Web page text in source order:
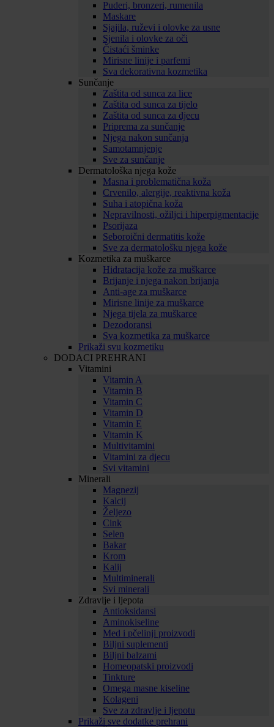
Puderi, bronzeri, rumenila
Maskare
Sjajila, ruževi i olovke za usne
Sjenila i olovke za oči
Čistaći šminke
Mirisne linije i parfemi
Sva dekorativna kozmetika
Sunčanje
Zaštita od sunca za lice
Zaštita od sunca za tijelo
Zaštita od sunca za djecu
Priprema za sunčanje
Njega nakon sunčanja
Samotamnjenje
Sve za sunčanje
Dermatološka njega kože
Masna i problematična koža
Crvenilo, alergije, reaktivna koža
Suha i atopična koža
Nepravilnosti, ožiljci i hiperpigmentacije
Psorijaza
Seboroični dermatitis kože
Sve za dermatološku njega kože
Kozmetika za muškarce
Hidratacija kože za muškarce
Brijanje i njega nakon brijanja
Anti-age za muškarce
Mirisne linije za muškarce
Njega tijela za muškarce
Dezodoransi
Sva kozmetika za muškarce
Prikaži svu kozmetiku
DODACI PREHRANI
Vitamini
Vitamin A
Vitamin B
Vitamin C
Vitamin D
Vitamin E
Vitamin K
Multivitamini
Vitamini za djecu
Svi vitamini
Minerali
Magnezij
Kalcij
Željezo
Cink
Selen
Bakar
Krom
Kalij
Multiminerali
Svi minerali
Zdravlje i ljepota
Antioksidansi
Aminokiseline
Med i pčelinji proizvodi
Biljni suplementi
Biljni balzami
Homeopatski proizvodi
Tinkture
Omega masne kiseline
Kolageni
Sve za zdravlje i ljepotu
Prikaži sve dodatke prehrani